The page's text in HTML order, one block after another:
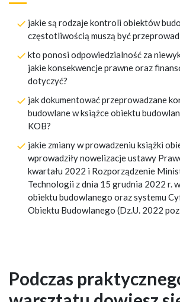
jakie są rodzaje kontroli obiektów
częstotliwością muszą być
kto ponosi odpowiedzialność za
jakie konsekwencje prawne oraz
dotyczyć?
jak dokumentować przeprowadzane
budowlane w książce obiektu
KOB?
jakie zmiany w prowadzeniu książki
wprowadziły nowelizacje ustawy
kwartału 2022 i Rozporządzenie
Technologii z dnia 15 grudnia 2022 r.
obiektu budowlanego oraz systemu
Obiektu Budowlanego (Dz.U. 2022
Podczas